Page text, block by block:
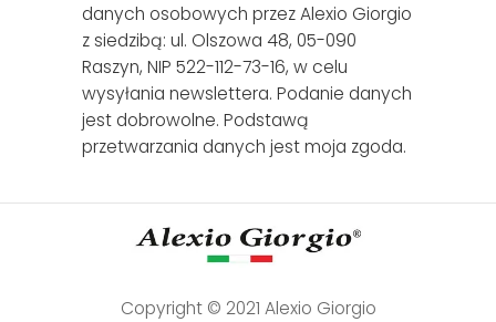
danych osobowych przez Alexio Giorgio
z siedzibą: ul. Olszowa 48, 05-090
Raszyn, NIP 522-112-73-16, w celu
wysyłania newslettera. Podanie danych
jest dobrowolne. Podstawą
przetwarzania danych jest moja zgoda.
Copyright © 2021 Alexio Giorgio